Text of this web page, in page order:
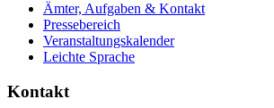
Ämter, Aufgaben & Kontakt
Pressebereich
Veranstaltungskalender
Leichte Sprache
Kontakt